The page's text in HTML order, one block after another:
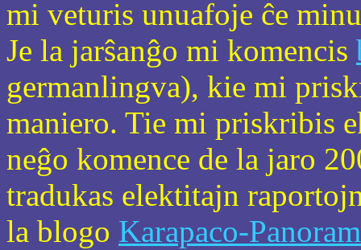
mi veturis unuafoje ĉe
Je la jarŝanĝo mi komencis
germanlingva), kie mi
maniero. Tie mi priskribis
neĝo komence de la jaro
tradukas elektitajn
la blogo Karapaco-